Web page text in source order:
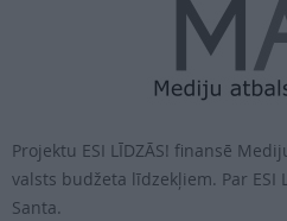
Projektu ESI LĪDZĀS! finansē
valsts budžeta līdzekļiem. Par ESI
Santa.